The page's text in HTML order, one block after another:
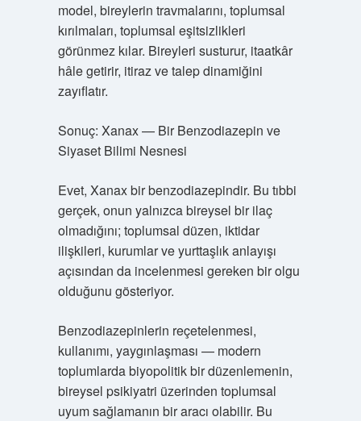
model, bireylerin travmalarını, toplumsal
kırılmaları, toplumsal eşitsizlikleri
görünmez kılar. Bireyleri susturur, itaatkâr
hâle getirir, itiraz ve talep dinamiğini
zayıflatır.
Sonuç: Xanax — Bir Benzodiazepin ve
Siyaset Bilimi Nesnesi
Evet, Xanax bir benzodiazepindir. Bu tıbbi
gerçek, onun yalnızca bireysel bir ilaç
olmadığını; toplumsal düzen, iktidar
ilişkileri, kurumlar ve yurttaşlık anlayışı
açısından da incelenmesi gereken bir olgu
olduğunu gösteriyor.
Benzodiazepinlerin reçetelenmesi,
kullanımı, yaygınlaşması — modern
toplumlarda biyopolitik bir düzenlemenin,
bireysel psikiyatri üzerinden toplumsal
uyum sağlamanın bir aracı olabilir. Bu